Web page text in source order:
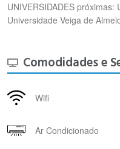
UNIVERSIDADES
Universidade Veiga de
Comodidades e
Wifi
Ar Condicionado